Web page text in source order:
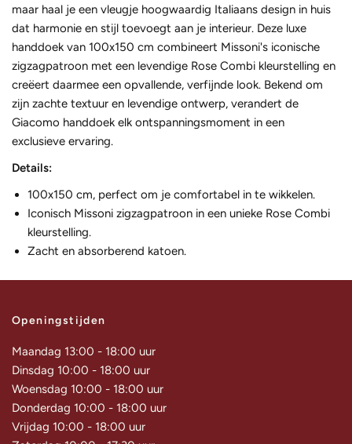
maar haal je een vleugje hoogwaardig Italiaans design in huis
dat harmonie en stijl toevoegt aan je interieur. Deze luxe
handdoek van 100x150 cm combineert Missoni's iconische
zigzagpatroon met een levendige Rose Combi kleurstelling en
creëert daarmee een opvallende, verfijnde look. Bekend om
zijn zachte textuur en levendige ontwerp, verandert de
Giacomo handdoek elk ontspanningsmoment in een
exclusieve ervaring.
Details:
100x150 cm, perfect om je comfortabel in te wikkelen.
Iconisch Missoni zigzagpatroon in een unieke Rose Combi
kleurstelling.
Zacht en absorberend katoen.
Openingstijden
Maandag 13:00 - 18:00 uur
Dinsdag 10:00 - 18:00 uur
Woensdag 10:00 - 18:00 uur
Donderdag 10:00 - 18:00 uur
Vrijdag 10:00 - 18:00 uur